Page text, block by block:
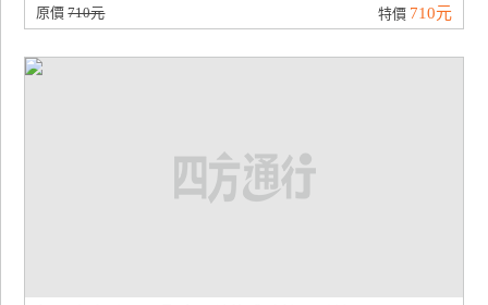
原價710元 特價 710元